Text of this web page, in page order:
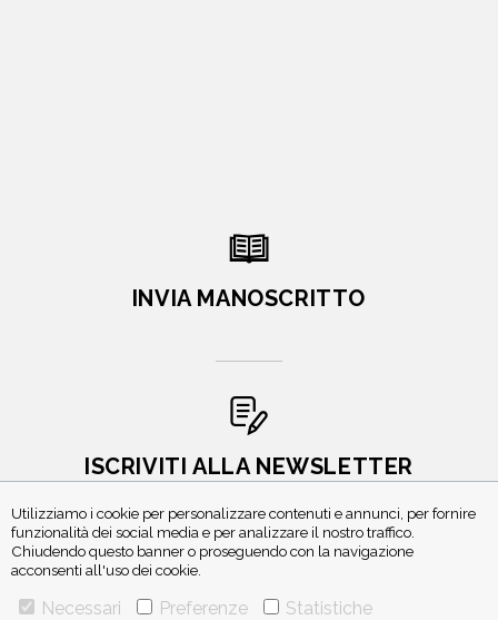
Utilizziamo i cookie per personalizzare contenuti e annunci, per fornire
funzionalità dei social media e per analizzare il nostro traffico.
Chiudendo questo banner o proseguendo con la navigazione
acconsenti all'uso dei cookie.
Necessari Preferenze
Statistiche
INVIA MANOSCRITTO
ISCRIVITI ALLA NEWSLETTER